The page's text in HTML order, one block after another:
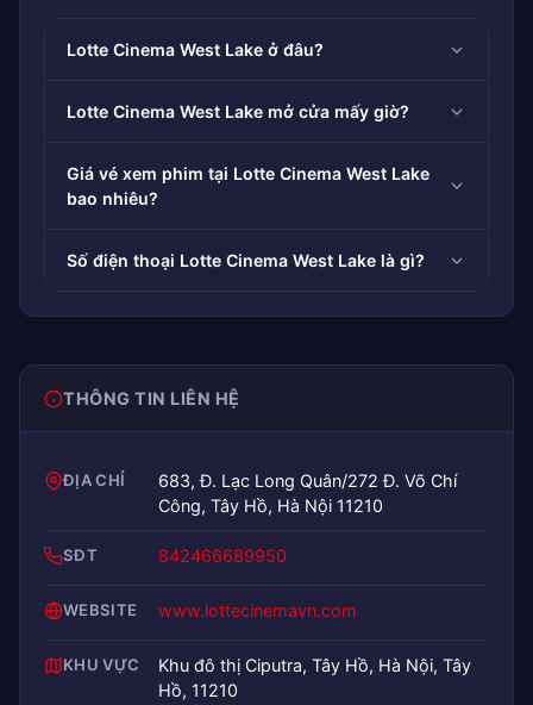
Lotte Cinema West Lake ở đâu?
Lotte Cinema West Lake mở cửa mấy giờ?
Giá vé xem phim tại Lotte Cinema West Lake
bao nhiêu?
Số điện thoại Lotte Cinema West Lake là gì?
THÔNG TIN LIÊN HỆ
ĐỊA CHỈ
683, Đ. Lạc Long Quân/272 Đ. Võ Chí
Công, Tây Hồ, Hà Nội 11210
SĐT 842466689950
WEBSITE www.lottecinemavn.com
KHU VỰC
Khu đô thị Ciputra, Tây Hồ, Hà Nội, Tây
Hồ, 11210